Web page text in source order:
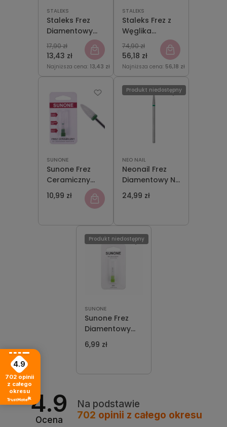
STALEKS
Staleks Frez
Diamentowy
Zapałka
Zielona
2,3mm/5mm
13,43 zł
17,90 zł
Najniższa cena: 13,43 zł
STALEKS
Staleks Frez z
Węglika
Spiekanego
Stożek Zielony
6mm/14mm
56,18 zł
74,90 zł
Najniższa cena: 56,18 zł
SUNONE
Sunone Frez
Ceramiczny
CS3 Stożek
Mocny
10,99 zł
NEO NAIL
Neonail Frez
Diamentowy NN
Ball NO 01/H
24,99 zł
Produkt niedostępny
SUNONE
Sunone Frez
Diamentowy
DS3 Stożek
Mocny
6,99 zł
Produkt niedostępny
4.9
Ocena
Na podstawie
702 opinii z całego okresu
4.9
702 opinii
z całego
okresu